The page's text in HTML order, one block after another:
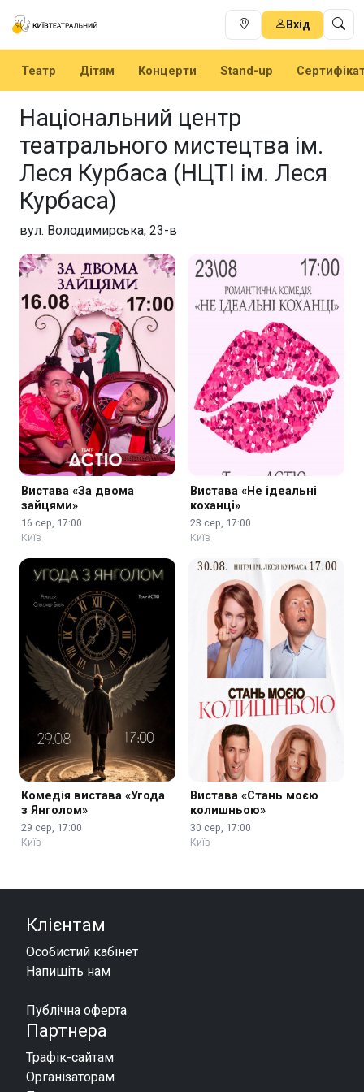
Вхід
Театр Дітям Концерти Stand-up
Національний центр
театрального мистецтва ім.
Леся Курбаса (НЦТІ ім. Леся
Курбаса)
вул. Володимирська, 23-в
Вистава «За двома
зайцями»
16 сер, 17:00
Київ
Вистава «Не ідеальні
коханці»
23 сер, 17:00
Київ
Комедія вистава «Угода
з Янголом»
29 сер, 17:00
Київ
Вистава «Стань моєю
колишньою»
30 сер, 17:00
Київ
Клієнтам
Особистий кабінет
Напишіть нам
Публічна оферта
Партнера
Трафік-сайтам
Організаторам